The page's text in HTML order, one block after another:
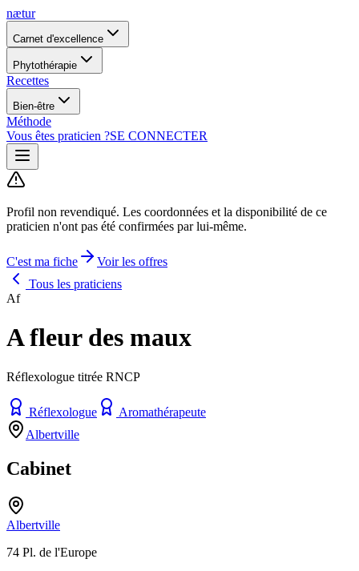
nætur
Carnet d'excellence
Phytothérapie
Recettes
Bien-être
Méthode
Vous êtes praticien ?SE CONNECTER
Profil non revendiqué. Les coordonnées et la disponibilité de ce
praticien n'ont pas été confirmées par lui-même.
C'est ma fiche
Voir les offres
Tous les praticiens
Af
A fleur des maux
Réflexologue titrée RNCP
Réflexologue
Aromathérapeute
Albertville
Cabinet
Albertville
74 Pl. de l'Europe